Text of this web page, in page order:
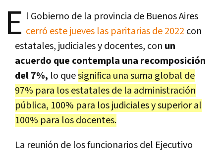
E l Gobierno de la provincia de Buenos Aires
cerró este jueves las paritarias de 2022 con
estatales, judiciales y docentes, con un
acuerdo que contempla una recomposición
del 7%, lo quesignifica una suma global de
97% para los estatales de la administración
pública, 100% para los judiciales y superior al
100% para los docentes.
La reunión de los funcionarios del Ejecutivo